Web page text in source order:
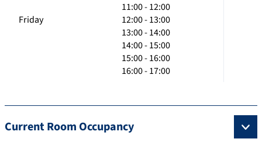
Friday
11:00 - 12:00
12:00 - 13:00
13:00 - 14:00
14:00 - 15:00
15:00 - 16:00
16:00 - 17:00
Current Room Occupancy